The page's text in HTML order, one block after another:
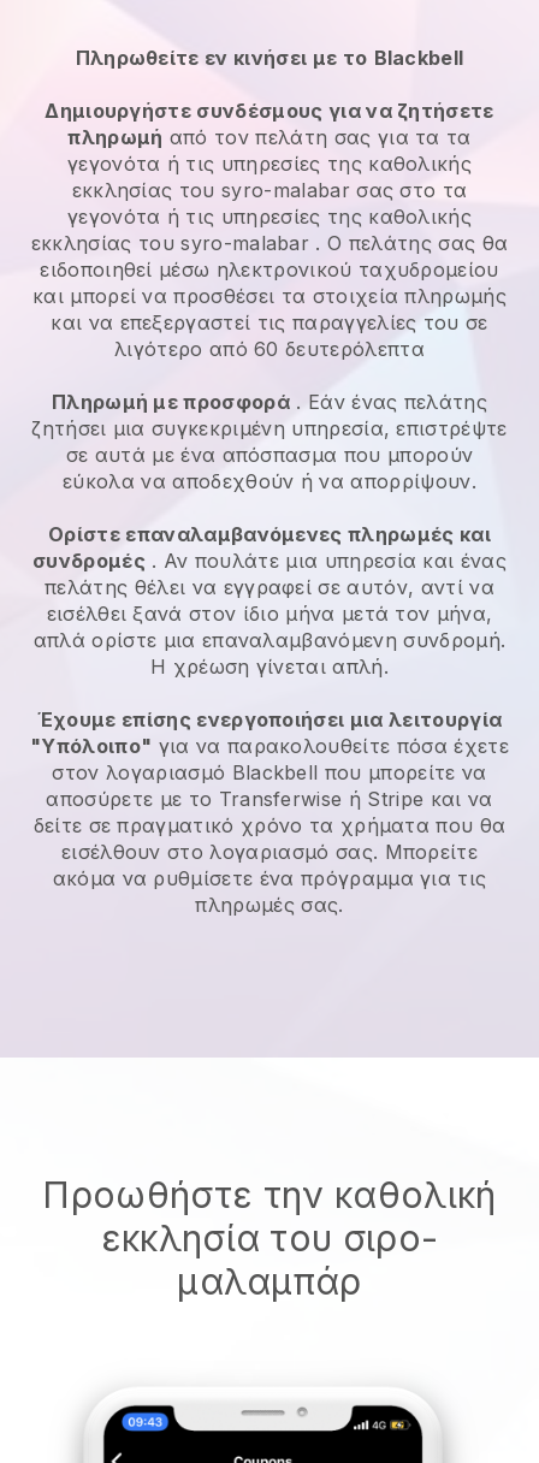
Πληρωθείτε εν κινήσει με το Blackbell
Δημιουργήστε συνδέσμους για να ζητήσετε
πληρωμή από τον πελάτη σας για τα τα
γεγονότα ή τις υπηρεσίες της καθολικής
εκκλησίας του syro-malabarσας στο τα
γεγονότα ή τις υπηρεσίες της καθολικής
εκκλησίας του syro-malabar . Ο πελάτης σας θα
ειδοποιηθεί μέσω ηλεκτρονικού ταχυδρομείου
και μπορεί να προσθέσει τα στοιχεία πληρωμής
και να επεξεργαστεί τις παραγγελίες του σε
λιγότερο από 60 δευτερόλεπτα
Πληρωμή με προσφορά . Εάν ένας πελάτης
ζητήσει μια συγκεκριμένη υπηρεσία, επιστρέψτε
σε αυτά με ένα απόσπασμα που μπορούν
εύκολα να αποδεχθούν ή να απορρίψουν.
Ορίστε επαναλαμβανόμενες πληρωμές και
συνδρομές . Αν πουλάτε μια υπηρεσία και ένας
πελάτης θέλει να εγγραφεί σε αυτόν, αντί να
εισέλθει ξανά στον ίδιο μήνα μετά τον μήνα,
απλά ορίστε μια επαναλαμβανόμενη συνδρομή.
Η χρέωση γίνεται απλή.
Έχουμε επίσης ενεργοποιήσει μια λειτουργία
"Υπόλοιπο" για να παρακολουθείτε πόσα έχετε
στον λογαριασμό Blackbell που μπορείτε να
αποσύρετε με το Transferwise ή Stripe και να
δείτε σε πραγματικό χρόνο τα χρήματα που θα
εισέλθουν στο λογαριασμό σας. Μπορείτε
ακόμα να ρυθμίσετε ένα πρόγραμμα για τις
πληρωμές σας.
Προωθήστε την καθολική
εκκλησία του σιρο-
μαλαμπάρ